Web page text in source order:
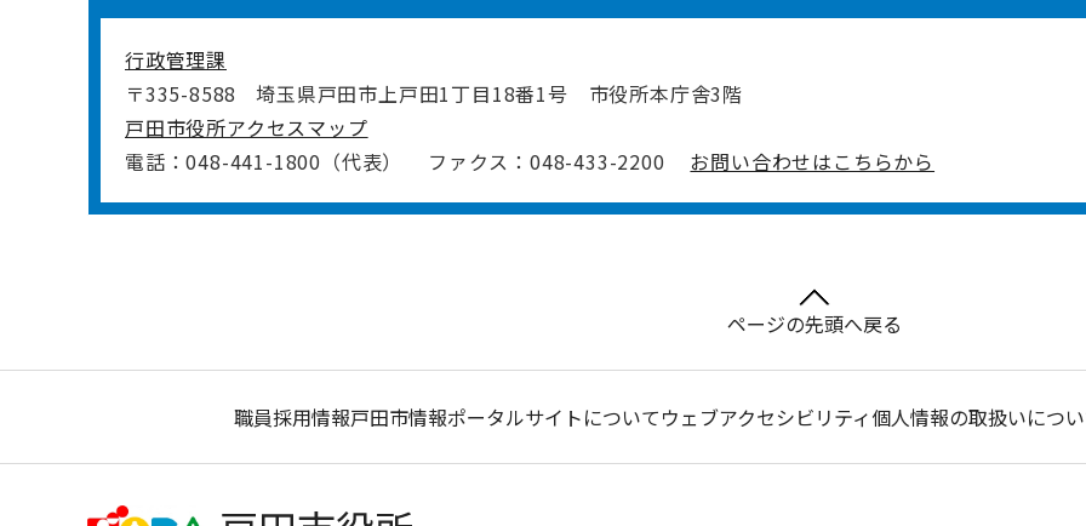
行政管理課
〒335-8588
埼玉県戸田市上戸田1丁目18番1号 市役所本庁舎3階
戸田市役所アクセスマップ
電話：048-441-1800（代表）
ファクス：048-433-2200 お問い合わせはこちらから
ページの先頭へ戻る
職員採用情報戸田市情報ポータルサイトについてウェブアクセシビリティ個人情報の取扱いにつ